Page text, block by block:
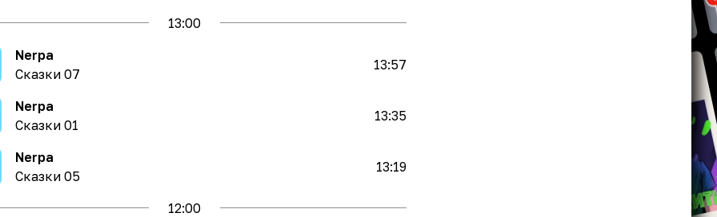
13:00
Nerpa
Сказки 07
13:57
Nerpa
Сказки 01
13:35
Nerpa
Сказки 05
13:19
12:00